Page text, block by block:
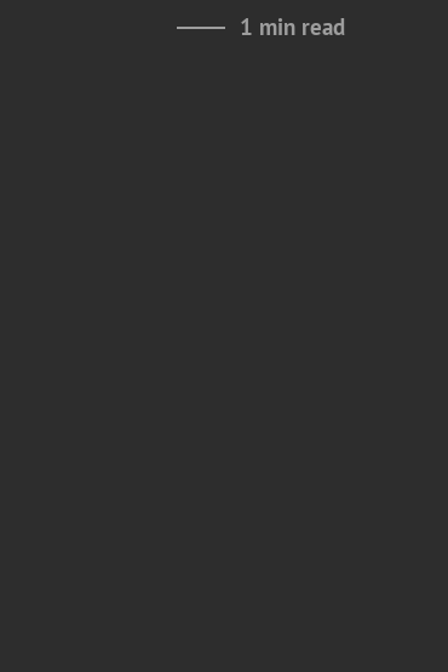
1 min read